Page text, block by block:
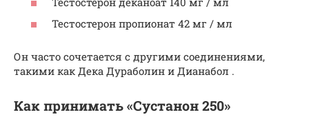
Тестостерон пропионат 42 мг / мл
Он часто сочетается с другими соединениями,
такими как Дека Дураболин и Дианабол .
Как принимать «Сустанон 250»